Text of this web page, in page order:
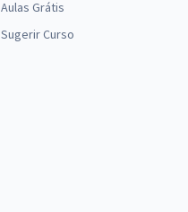
Aulas Grátis
Sugerir Curso